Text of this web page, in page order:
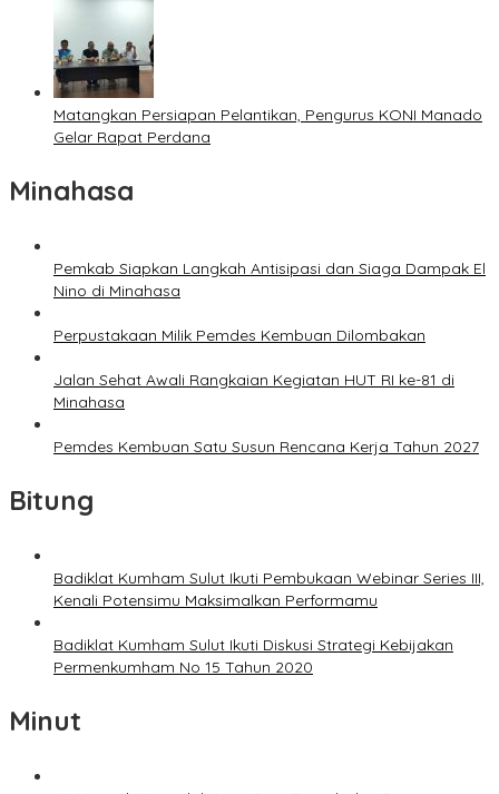
Matangkan Persiapan Pelantikan, Pengurus KONI Manado
Gelar Rapat Perdana
Minahasa
Pemkab Siapkan Langkah Antisipasi dan Siaga Dampak El
Nino di Minahasa
Perpustakaan Milik Pemdes Kembuan Dilombakan
Jalan Sehat Awali Rangkaian Kegiatan HUT RI ke-81 di
Minahasa
Pemdes Kembuan Satu Susun Rencana Kerja Tahun 2027
Bitung
Badiklat Kumham Sulut Ikuti Pembukaan Webinar Series III,
Kenali Potensimu Maksimalkan Performamu
Badiklat Kumham Sulut Ikuti Diskusi Strategi Kebijakan
Permenkumham No 15 Tahun 2020
Minut